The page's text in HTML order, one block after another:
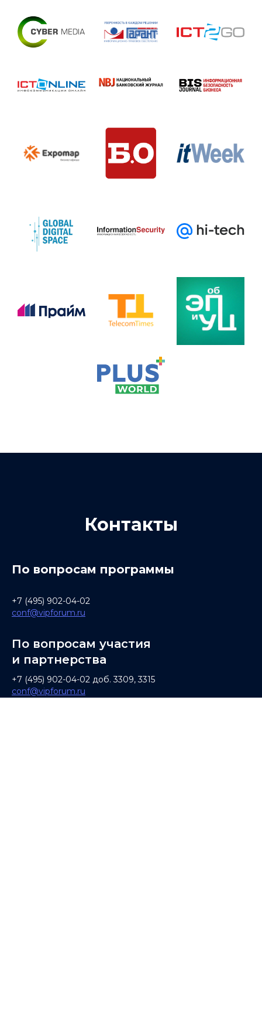
Контакты
По вопросам программы
+7 (495) 902-04-02
conf@vipforum.ru
По вопросам участия
и партнерства
+7 (495) 902-04-02 доб. 3309, 3315
conf@vipforum.ru